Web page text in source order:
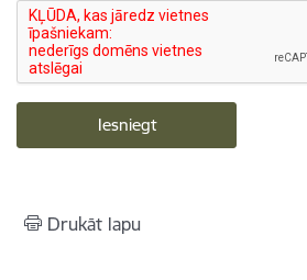
Drukāt lapu